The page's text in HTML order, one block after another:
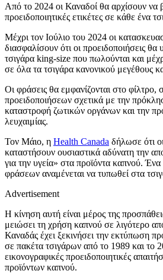
Από το 2024 οι Καναδοί θα αρχίσουν να
προειδοποιητικές ετικέτες σε κάθε ένα
Μέχρι τον Ιούλιο του 2024 οι
διασφαλίσουν ότι οι προειδοποιήσεις
τσιγάρα king-size που πωλούνται και
σε όλα τα τσιγάρα κανονικού μεγέθους
Οι φράσεις θα εμφανίζονται στο
προειδοποιήσεων σχετικά με την
καταστροφή ζωτικών οργάνων και την
λευχαιμίας.
Τον Μάιο, η Health Canada δήλωσε ότι
καταστήσουν ουσιαστικά αδύνατη την
για την υγεία» στα προϊόντα καπνού.
φράσεων αναμένεται να τυπωθεί στα
Advertisement
Η κίνηση αυτή είναι μέρος της
μειώσει τη χρήση καπνού σε λιγότερο
Καναδάς έχει ξεκινήσει την εκτύπωση
σε πακέτα τσιγάρων από το 1989 και το
εικονογραφικές προειδοποιητικές
προϊόντων καπνού.